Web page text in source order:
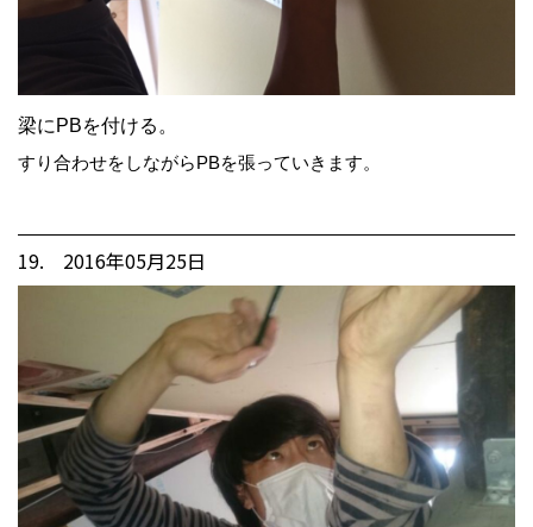
梁にPBを付ける。
すり合わせをしながらPBを張っていきます。
19. 2016年05月25日